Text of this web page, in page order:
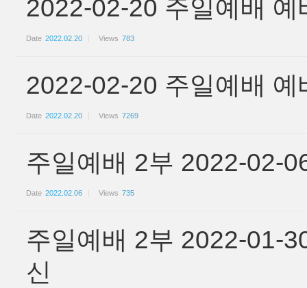
2022-02-20 주일예배
Date 2022.02.20 Views 783
2022-02-20 주일예배
Date 2022.02.20 Views 7269
주일예배 2부 2022-02-
Date 2022.02.06 Views 735
주일예배 2부 2022-01-
신